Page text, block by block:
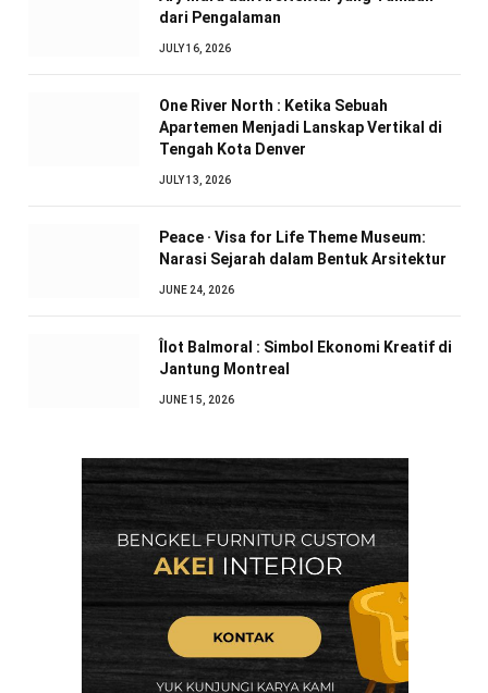
dari Pengalaman
JULY 16, 2026
One River North : Ketika Sebuah
Apartemen Menjadi Lanskap Vertikal di
Tengah Kota Denver
JULY 13, 2026
Peace · Visa for Life Theme Museum:
Narasi Sejarah dalam Bentuk Arsitektur
JUNE 24, 2026
Îlot Balmoral : Simbol Ekonomi Kreatif di
Jantung Montreal
JUNE 15, 2026